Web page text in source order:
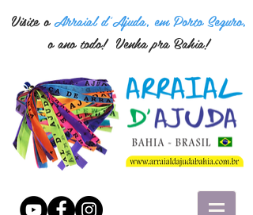
Visite oArraial d'Ajuda, em Porto Seguro,
o ano todo! Venha pra Bahia!